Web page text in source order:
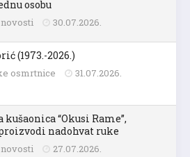
osobu
novosti 30.07.2026.
(1973.-2026.)
osmrtnice 31.07.2026.
kušaonica “Okusi Rame”,
nadohvat ruke
novosti 27.07.2026.